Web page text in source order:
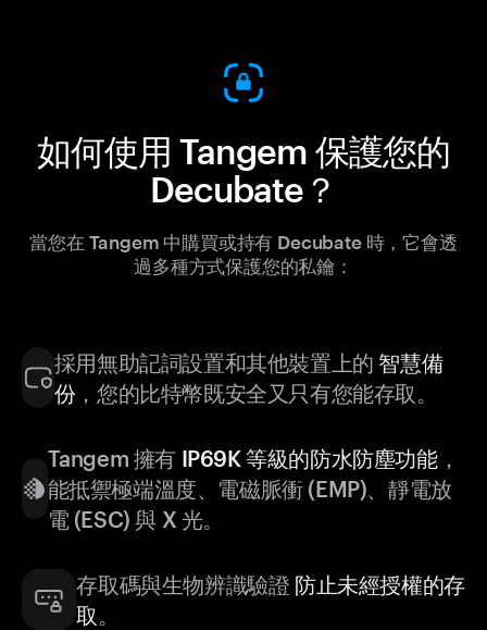
如何使用 Tangem 保護您的
Decubate？
當您在 Tangem 中購買或持有 Decubate 時，它會透
過多種方式保護您的私鑰：
採用無助記詞設置和其他裝置上的 智慧備
份，您的比特幣既安全又只有您能存取。
Tangem 擁有 IP69K 等級的防水防塵功能，
能抵禦極端溫度、電磁脈衝 (EMP)、靜電放
電 (ESC) 與 X 光。
存取碼與生物辨識驗證 防止未經授權的存
取 。